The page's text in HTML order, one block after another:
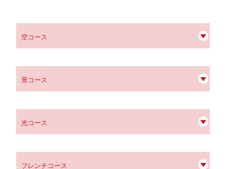
空コース
景コース
光コース
フレンチコース